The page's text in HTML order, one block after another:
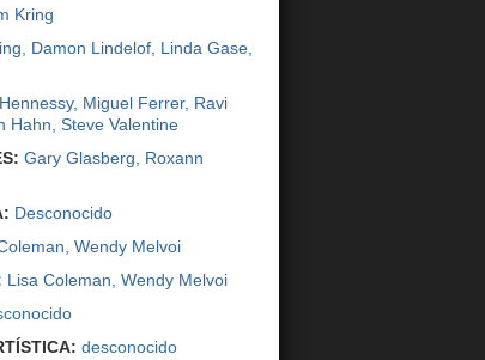
Kring
Damon Lindelof Linda Gase
, Miguel Ferrer, Ravi
Hahn Steve Valentine
Gary Glasberg
Roxann
Desconocido
Wendy Melvoi
Lisa Coleman Wendy Melvoi
desconocido